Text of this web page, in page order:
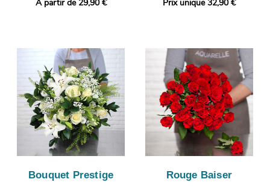
A partir de 29,90 € Prix unique 32,90 €
Bouquet Prestige Rouge Baiser